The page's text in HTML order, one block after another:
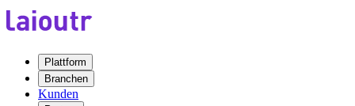
Plattform
Branchen
Kunden